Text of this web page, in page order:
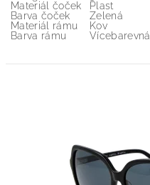
Materiál čoček
Plast
Barva čoček
Zelená
Materiál rámu
Kov
Barva rámu
Vícebarevná